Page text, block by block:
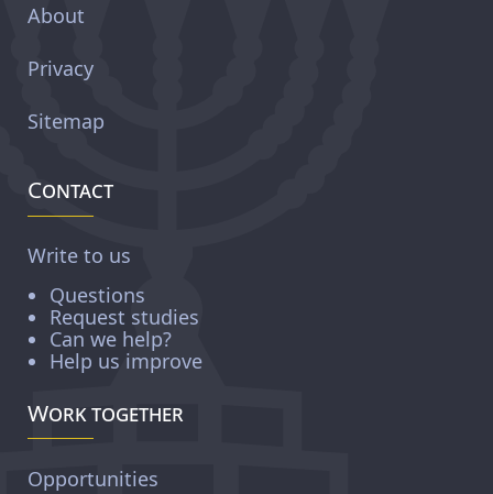
About
Privacy
Sitemap
Contact
Write to us
Questions
Request studies
Can we help?
Help us improve
Work together
Opportunities